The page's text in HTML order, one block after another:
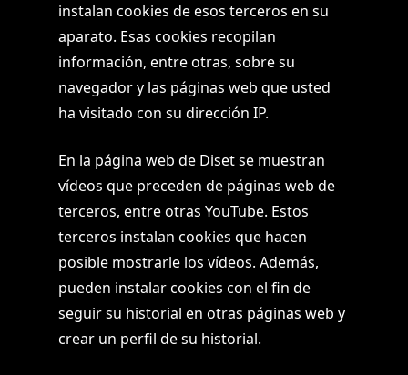
instalan cookies de esos terceros en su
aparato. Esas cookies recopilan
información, entre otras, sobre su
navegador y las páginas web que usted
ha visitado con su dirección IP.
En la página web de Diset se muestran
vídeos que preceden de páginas web de
terceros, entre otras YouTube. Estos
terceros instalan cookies que hacen
posible mostrarle los vídeos. Además,
pueden instalar cookies con el fin de
seguir su historial en otras páginas web y
crear un perfil de su historial.